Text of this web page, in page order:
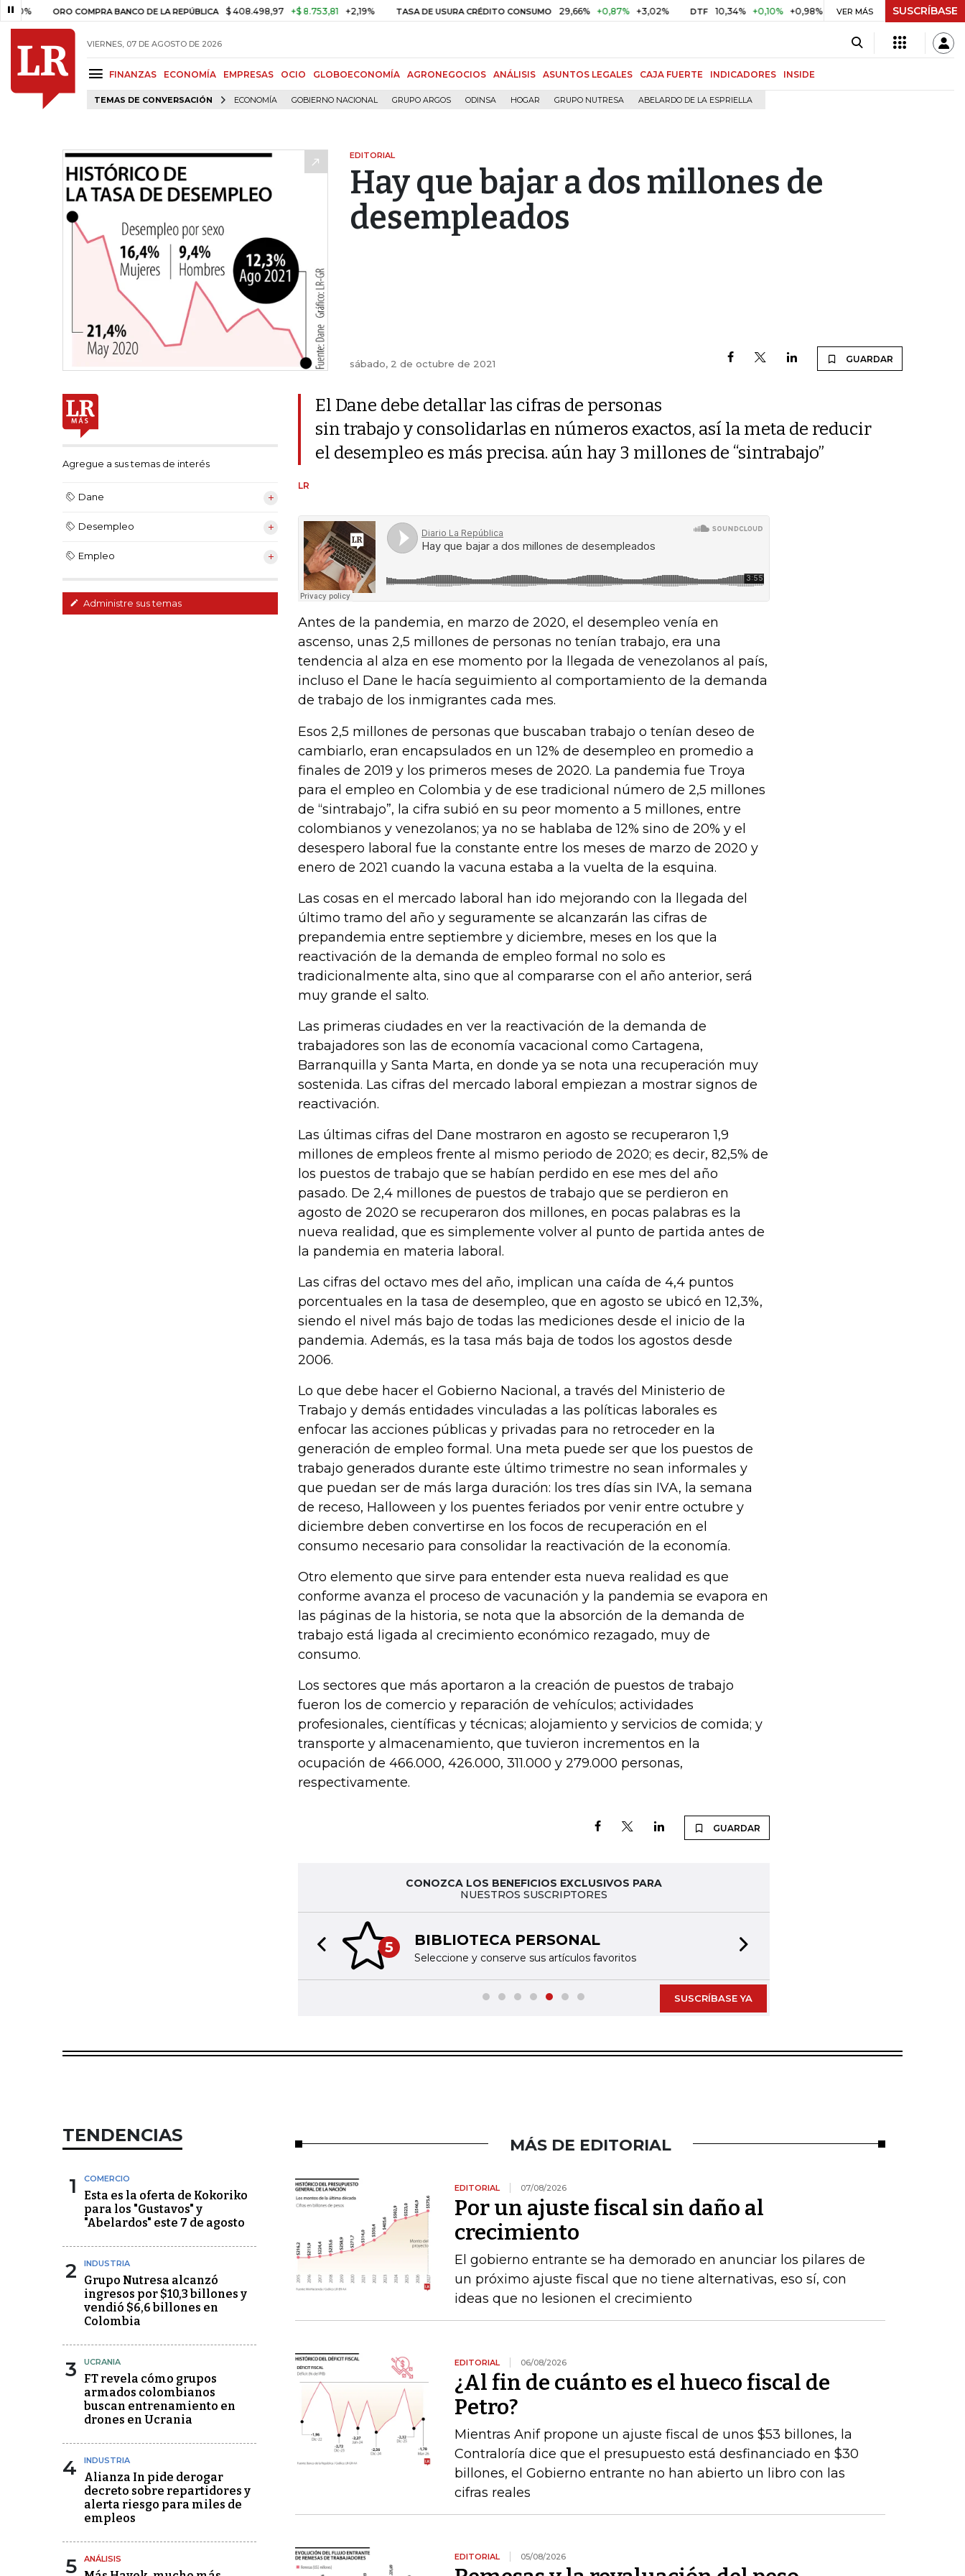
ORO COMPRA BANCO DE LA REPÚBLICA $ 408.498,97 +$ 8.753,81 +2,19% TASA DE USURA CRÉDITO CONSUMO 29,66% +0,87% +3,02% DTF 10,34% +0,10% +0,98% UVR $ 416,91 +$ 0,05 +0,01%
VER MÁS SUSCRÍBASE
VIERNES, 07 DE AGOSTO DE 2026
FINANZAS ECONOMÍA EMPRESAS OCIO GLOBOECONOMÍA AGRONEGOCIOS ANÁLISIS ASUNTOS LEGALES CAJA FUERTE INDICADORES INSIDE
TEMAS DE CONVERSACIÓN ECONOMÍA GOBIERNO NACIONAL GRUPO ARGOS ODINSA HOGAR GRUPO NUTRESA ABELARDO DE LA ESPRIELLA
EDITORIAL
Hay que bajar a dos millones de
desempleados
sábado, 2 de octubre de 2021 GUARDAR
Agregue a sus temas de interés
Dane
Desempleo
Empleo
Administre sus temas
El Dane debe detallar las cifras de personas
sin trabajo y consolidarlas en números exactos, así la meta de reducir
el desempleo es más precisa. aún hay 3 millones de “sintrabajo”
LR
Antes de la pandemia, en marzo de 2020, el desempleo venía en
ascenso, unas 2,5 millones de personas no tenían trabajo, era una
tendencia al alza en ese momento por la llegada de venezolanos al país,
incluso el Dane le hacía seguimiento al comportamiento de la demanda
de trabajo de los inmigrantes cada mes.
Esos 2,5 millones de personas que buscaban trabajo o tenían deseo de
cambiarlo, eran encapsulados en un 12% de desempleo en promedio a
finales de 2019 y los primeros meses de 2020. La pandemia fue Troya
para el empleo en Colombia y de ese tradicional número de 2,5 millones
de “sintrabajo”, la cifra subió en su peor momento a 5 millones, entre
colombianos y venezolanos; ya no se hablaba de 12% sino de 20% y el
desespero laboral fue la constante entre los meses de marzo de 2020 y
enero de 2021 cuando la vacuna estaba a la vuelta de la esquina.
Las cosas en el mercado laboral han ido mejorando con la llegada del
último tramo del año y seguramente se alcanzarán las cifras de
prepandemia entre septiembre y diciembre, meses en los que la
reactivación de la demanda de empleo formal no solo es
tradicionalmente alta, sino que al compararse con el año anterior, será
muy grande el salto.
Las primeras ciudades en ver la reactivación de la demanda de
trabajadores son las de economía vacacional como Cartagena,
Barranquilla y Santa Marta, en donde ya se nota una recuperación muy
sostenida. Las cifras del mercado laboral empiezan a mostrar signos de
reactivación.
Las últimas cifras del Dane mostraron en agosto se recuperaron 1,9
millones de empleos frente al mismo periodo de 2020; es decir, 82,5% de
los puestos de trabajo que se habían perdido en ese mes del año
pasado. De 2,4 millones de puestos de trabajo que se perdieron en
agosto de 2020 se recuperaron dos millones, en pocas palabras es la
nueva realidad, que es simplemente volver al punto de partida antes de
la pandemia en materia laboral.
Las cifras del octavo mes del año, implican una caída de 4,4 puntos
porcentuales en la tasa de desempleo, que en agosto se ubicó en 12,3%,
siendo el nivel más bajo de todas las mediciones desde el inicio de la
pandemia. Además, es la tasa más baja de todos los agostos desde
2006.
Lo que debe hacer el Gobierno Nacional, a través del Ministerio de
Trabajo y demás entidades vinculadas a las políticas laborales es
enfocar las acciones públicas y privadas para no retroceder en la
generación de empleo formal. Una meta puede ser que los puestos de
trabajo generados durante este último trimestre no sean informales y
que puedan ser de más larga duración: los tres días sin IVA, la semana
de receso, Halloween y los puentes feriados por venir entre octubre y
diciembre deben convertirse en los focos de recuperación en el
consumo necesario para consolidar la reactivación de la economía.
Otro elemento que sirve para entender esta nueva realidad es que
conforme avanza el proceso de vacunación y la pandemia se evapora en
las páginas de la historia, se nota que la absorción de la demanda de
trabajo está ligada al crecimiento económico rezagado, muy de
consumo.
Los sectores que más aportaron a la creación de puestos de trabajo
fueron los de comercio y reparación de vehículos; actividades
profesionales, científicas y técnicas; alojamiento y servicios de comida; y
transporte y almacenamiento, que tuvieron incrementos en la
ocupación de 466.000, 426.000, 311.000 y 279.000 personas,
respectivamente.
GUARDAR
CONOZCA LOS BENEFICIOS EXCLUSIVOS PARA
NUESTROS SUSCRIPTORES
5 BIBLIOTECA PERSONAL
Seleccione y conserve sus artículos favoritos
Previous slide
SUSCRÍBASE YA
TENDENCIAS
1 COMERCIO
Esta es la oferta de Kokoriko
para los "Gustavos" y
"Abelardos" este 7 de agosto
2 INDUSTRIA
Grupo Nutresa alcanzó
ingresos por $10,3 billones y
vendió $6,6 billones en
Colombia
3 UCRANIA
FT revela cómo grupos
armados colombianos
buscan entrenamiento en
drones en Ucrania
4 INDUSTRIA
Alianza In pide derogar
decreto sobre repartidores y
alerta riesgo para miles de
empleos
5 ANÁLISIS
MÁS DE EDITORIAL
EDITORIAL 07/08/2026
Por un ajuste fiscal sin daño al
crecimiento
El gobierno entrante se ha demorado en anunciar los pilares de
un próximo ajuste fiscal que no tiene alternativas, eso sí, con
ideas que no lesionen el crecimiento
EDITORIAL 06/08/2026
¿Al fin de cuánto es el hueco fiscal de
Petro?
Mientras Anif propone un ajuste fiscal de unos $53 billones, la
Contraloría dice que el presupuesto está desfinanciado en $30
billones, el Gobierno entrante no han abierto un libro con las
cifras reales
EDITORIAL 05/08/2026